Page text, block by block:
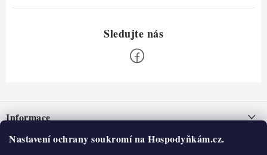
Nastavení ochrany soukromí na Hospodyňkám.cz.
pInformace
Nepřevzetí zásilky na dobírku
O nás